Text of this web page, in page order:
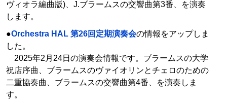
ヴィオラ編曲版)、J.ブラームスの交響曲第3番、を演奏
します。
●Orchestra HAL 第26回定期演奏会の情報をアップしま
した。
2025年2月24日の演奏会情報です。ブラームスの大学
祝店序曲、ブラームスのヴァイオリンとチェロのための
二重協奏曲、ブラームスの交響曲第4番、を演奏しま
す。